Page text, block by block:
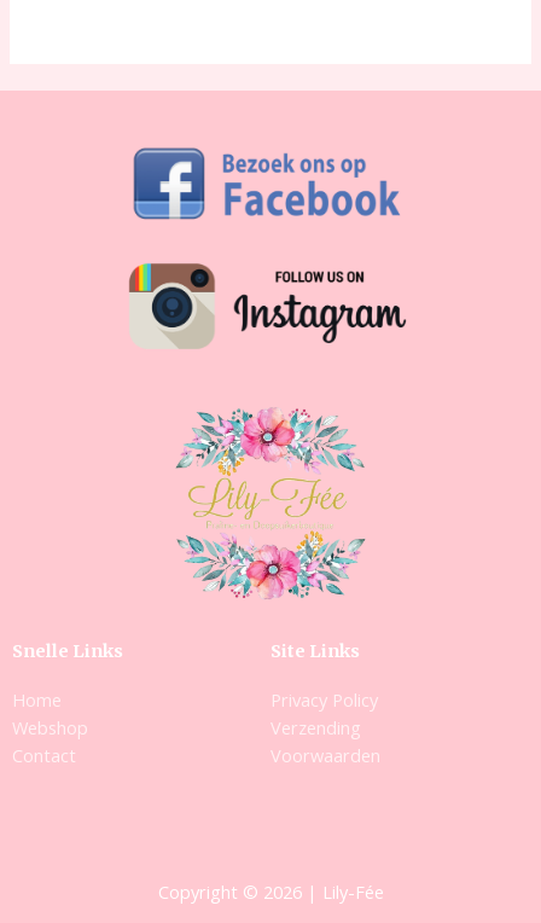
Snelle Links
Home
Webshop
Contact
Site Links
Privacy Policy
Verzending
Voorwaarden
Copyright © 2026 | Lily-Fée